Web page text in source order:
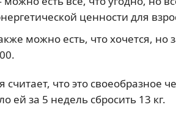
ценности для
можно есть, что хочется,
считает, что это своеобразное
ей за 5 недель сбросить 13 кг.